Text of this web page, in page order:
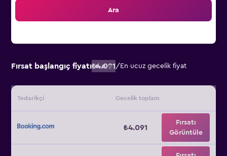
Ara
Fırsat başlangıç fiyatı₺4.091/ En ucuz gecelik fiyat
Tedarikçi Gecelik toplam
₺4.091
Fırsatı
Görüntüle